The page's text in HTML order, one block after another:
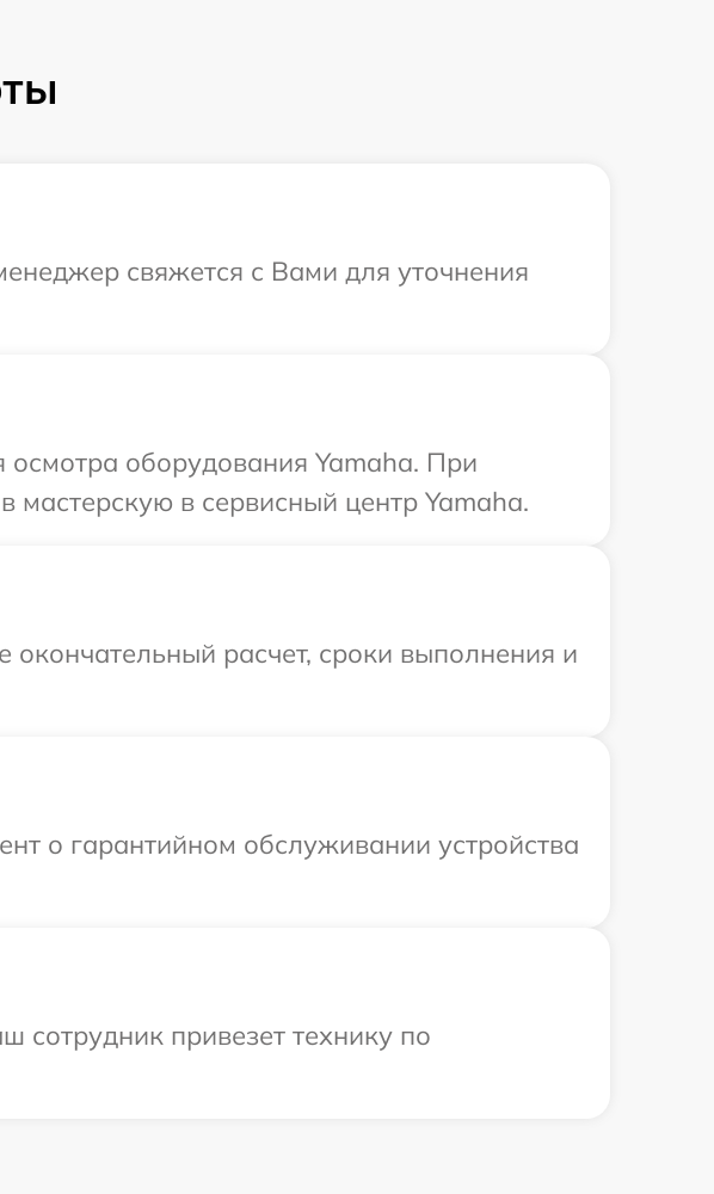
свяжется с Вами для уточнения
оборудования Yamaha. При
мастерскую в сервисный центр Yamaha.
расчет, сроки выполнения и
о гарантийном обслуживании устройства
привезет технику по